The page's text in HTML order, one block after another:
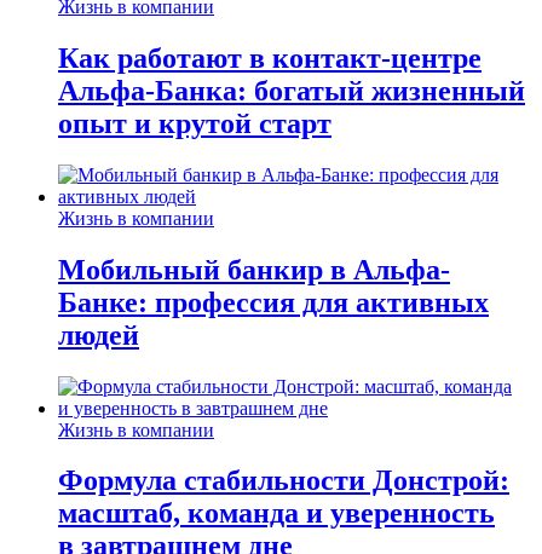
Жизнь в компании
Как работают в контакт-центре
Альфа-Банка: богатый жизненный
опыт и крутой старт
Жизнь в компании
Мобильный банкир в Альфа-
Банке: профессия для активных
людей
Жизнь в компании
Формула стабильности Донстрой:
масштаб, команда и уверенность
в завтрашнем дне